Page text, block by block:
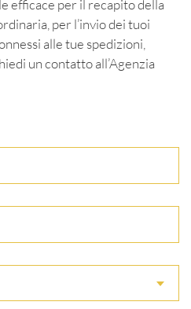
efficace per il recapito della
per l’invio dei tuoi
alle tue spedizioni,
un contatto all’Agenzia